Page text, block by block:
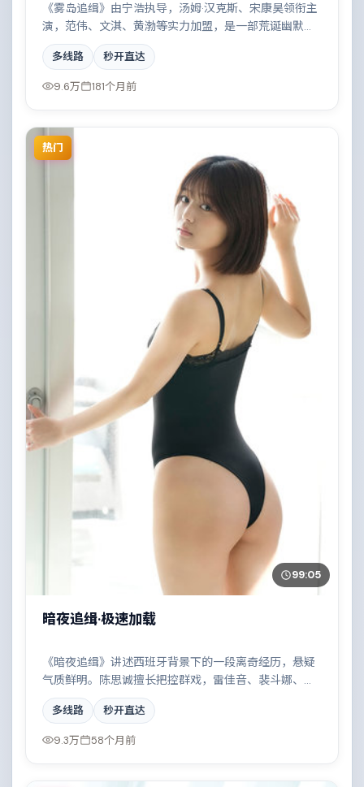
《雾岛追缉》由宁浩执导，汤姆·汉克斯、宋康昊领衔主
演，范伟、文淇、黄渤等实力加盟，是一部荒诞幽默的
喜剧作品。故事主要发生在泰国，两条时间线交错推
进，真相直至最后一刻揭晓。影片在视听语言与叙事节
奏上均有突破，适合喜欢深度叙事的观众。
多线路 秒开直达
9.6万 181个月前
热门
99:05
暗夜追缉·极速加载
《暗夜追缉》讲述西班牙背景下的一段离奇经历，悬疑
气质鲜明。陈思诚擅长把控群戏，雷佳音、裴斗娜、周
迅、拉尔夫·费因斯共同撑起复杂人物关系，家族恩怨与
时代变迁交织成一曲悲歌。
多线路 秒开直达
9.3万 58个月前